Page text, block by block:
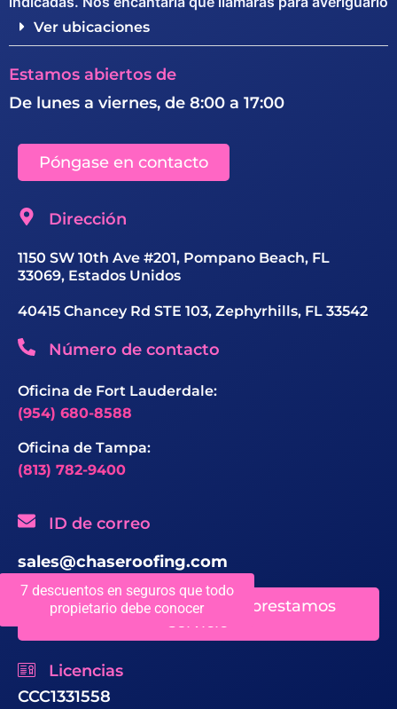
7 descuentos en seguros que todo
propietario debe conocer
Ver ubicaciones
Estamos abiertos de
De lunes a viernes, de 8:00 a 17:00
Póngase en contacto
Dirección
1150 SW 10th Ave #201, Pompano Beach, FL
33069, Estados Unidos
40415 Chancey Rd STE 103, Zephyrhills, FL 33542
Número de contacto
Oficina de Fort Lauderdale:
(954) 680-8588
Oficina de Tampa:
(813) 782-9400
ID de correo
sales@chaseroofing.com
Ubicaciones en las que prestamos
servicio
Licencias
CCC1331558